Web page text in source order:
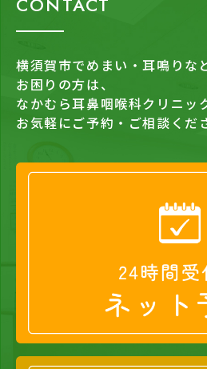
横須賀市でめまい・耳鳴りな
お困りの方は、
なかむら耳鼻咽喉科クリニッ
お気軽にご予約・ご相談くだ